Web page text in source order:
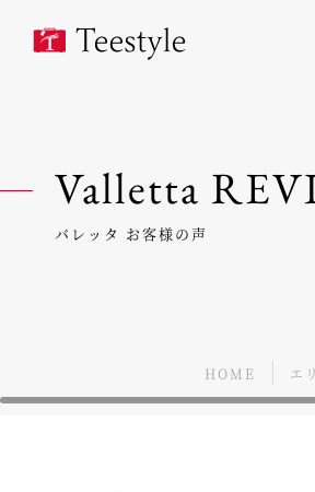
Valletta
バレッタ お客様の声
HOME エ